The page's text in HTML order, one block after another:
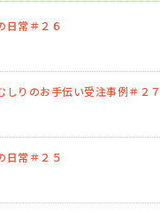
日常＃２６
しりのお手伝い受注事例＃２７
日常＃２５